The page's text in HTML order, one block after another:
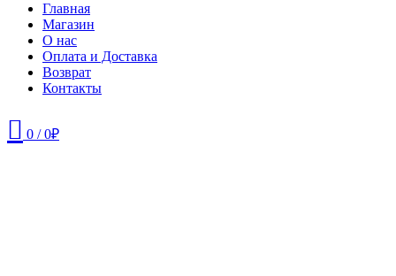
Главная
Магазин
О нас
Оплата и Доставка
Возврат
Контакты
0 / 0₽